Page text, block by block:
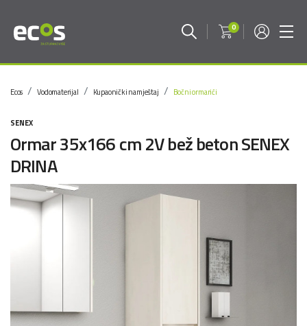
0
Ecos Vodomaterijal Kupaonički namještaj Bočni ormarići
SENEX
Ormar 35x166 cm 2V bež beton SENEX
DRINA